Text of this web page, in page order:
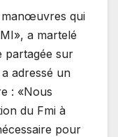
manœuvres qui
a martelé
partagée sur
adressé un
: «Nous
du Fmi à
pour